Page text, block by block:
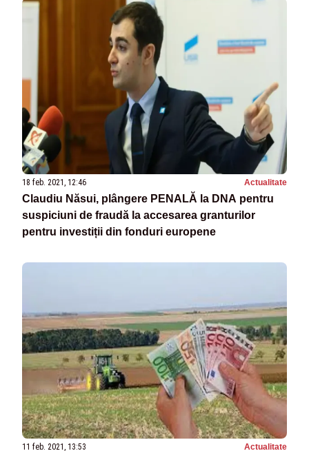
18 feb. 2021, 12:46 Actualitate
Claudiu Năsui, plângere PENALĂ la DNA pentru
suspiciuni de fraudă la accesarea granturilor
pentru investiții din fonduri europene
11 feb. 2021, 13:53 Actualitate